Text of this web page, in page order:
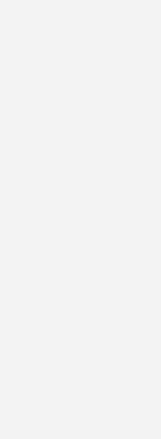
von
eine sozial
für
Dies senkt aus